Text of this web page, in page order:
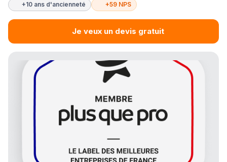
+10 ans d'ancienneté +59 NPS
Je veux un devis gratuit